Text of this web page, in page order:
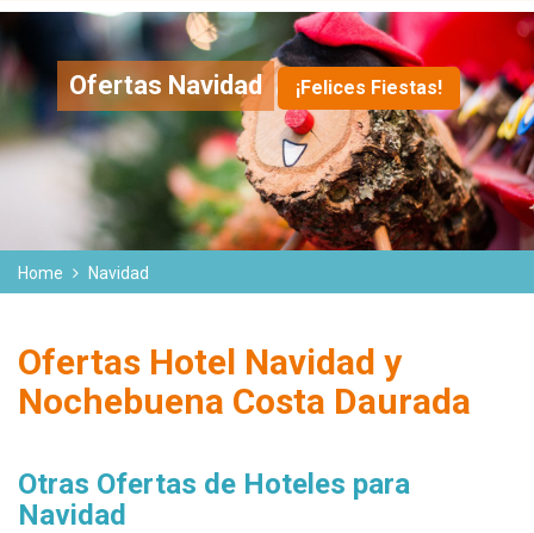
Ofertas Navidad ¡Felices Fiestas!
Home Navidad
Ofertas Hotel Navidad y
Nochebuena Costa Daurada
Otras Ofertas de Hoteles para
Navidad